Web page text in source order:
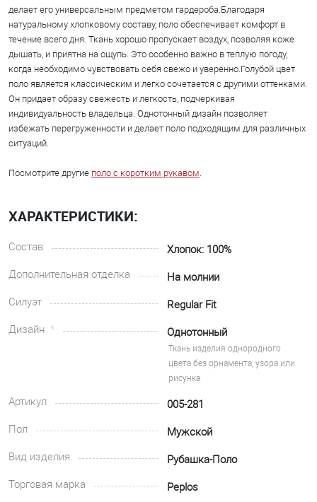
делает его универсальным предметом гардероба.Благодаря
натуральному хлопковому составу, поло обеспечивает комфорт в
течение всего дня. Ткань хорошо пропускает воздух, позволяя коже
дышать, и приятна на ощупь. Это особенно важно в теплую погоду,
когда необходимо чувствовать себя свежо и уверенно.Голубой цвет
поло является классическим и легко сочетается с другими оттенками.
Он придает образу свежесть и легкость, подчеркивая
индивидуальность владельца. Однотонный дизайн позволяет
избежать перегруженности и делает поло подходящим для различных
ситуаций.
Посмотрите другие поло с коротким рукавом.
ХАРАКТЕРИСТИКИ:
Состав
Хлопок: 100%
Дополнительная отделка
На молнии
Силуэт
Regular Fit
Дизайн
Однотонный
Ткань изделия однородного
цвета без орнамента, узора или
рисунка
Артикул
005-281
Пол
Мужской
Вид изделия
Рубашка-Поло
Торговая марка
Peplos